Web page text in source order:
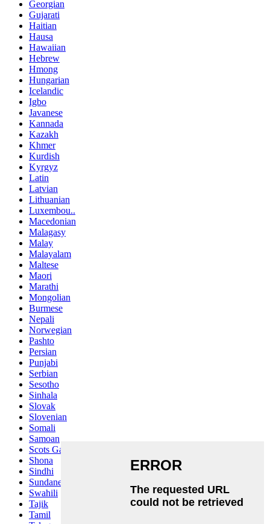
Georgian
Gujarati
Haitian
Hausa
Hawaiian
Hebrew
Hmong
Hungarian
Icelandic
Igbo
Javanese
Kannada
Kazakh
Khmer
Kurdish
Kyrgyz
Latin
Latvian
Lithuanian
Luxembou..
Macedonian
Malagasy
Malay
Malayalam
Maltese
Maori
Marathi
Mongolian
Burmese
Nepali
Norwegian
Pashto
Persian
Punjabi
Serbian
Sesotho
Sinhala
Slovak
Slovenian
Somali
Samoan
Scots Gaelic
Shona
Sindhi
Sundanese
Swahili
Tajik
Tamil